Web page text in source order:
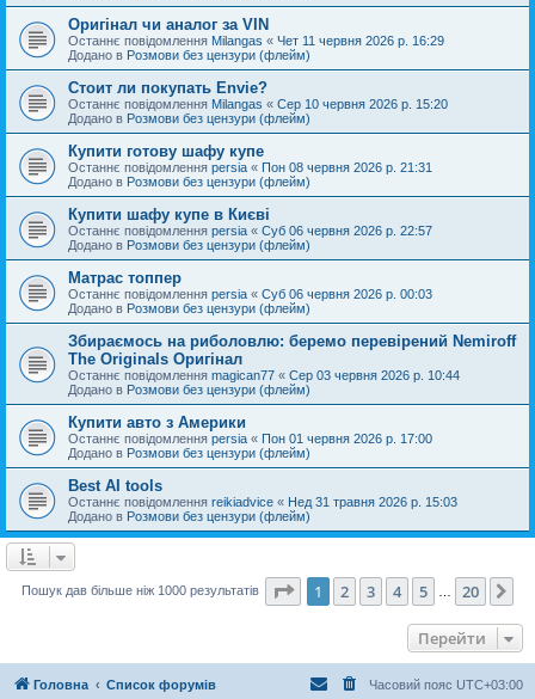
Оригінал чи аналог за VIN
Останнє повідомлення Milangas « Чет 11 червня 2026 р. 16:29
Додано в Розмови без цензури (флейм)
Стоит ли покупать Envie?
Останнє повідомлення Milangas « Сер 10 червня 2026 р. 15:20
Додано в Розмови без цензури (флейм)
Купити готову шафу купе
Останнє повідомлення persia « Пон 08 червня 2026 р. 21:31
Додано в Розмови без цензури (флейм)
Купити шафу купе в Києві
Останнє повідомлення persia « Суб 06 червня 2026 р. 22:57
Додано в Розмови без цензури (флейм)
Матрас топпер
Останнє повідомлення persia « Суб 06 червня 2026 р. 00:03
Додано в Розмови без цензури (флейм)
Збираємось на риболовлю: беремо перевірений Nemiroff
The Originals Оригінал
Останнє повідомлення magican77 « Сер 03 червня 2026 р. 10:44
Додано в Розмови без цензури (флейм)
Купити авто з Америки
Останнє повідомлення persia « Пон 01 червня 2026 р. 17:00
Додано в Розмови без цензури (флейм)
Best AI tools
Останнє повідомлення reikiadvice « Нед 31 травня 2026 р. 15:03
Додано в Розмови без цензури (флейм)
Пошук дав більше ніж 1000 результатів Сторінка 1 20
1 2 3 4 5 20
Перейти
Головна Список форумів Часовий пояс UTC+03:00